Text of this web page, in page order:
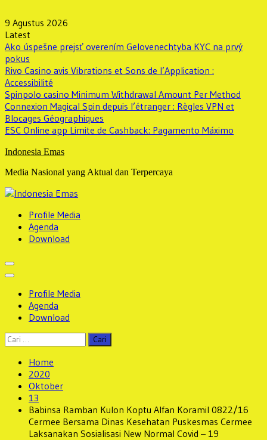
to
content
9 Agustus 2026
Latest
Ako úspešne prejsť overením Gelovenechtyba KYC na prvý
pokus
Rivo Casino avis Vibrations et Sons de l’Application :
Accessibilité
Spinpolo casino Minimum Withdrawal Amount Per Method
Connexion Magical Spin depuis l’étranger : Règles VPN et
Blocages Géographiques
ESC Online app Limite de Cashback: Pagamento Máximo
Indonesia Emas
Media Nasional yang Aktual dan Terpercaya
Profile Media
Agenda
Download
Profile Media
Agenda
Download
Cari
untuk:
Home
2020
Oktober
13
Babinsa Ramban Kulon Koptu Alfan Koramil 0822/16
Cermee Bersama Dinas Kesehatan Puskesmas Cermee
Laksanakan Sosialisasi New Normal Covid – 19